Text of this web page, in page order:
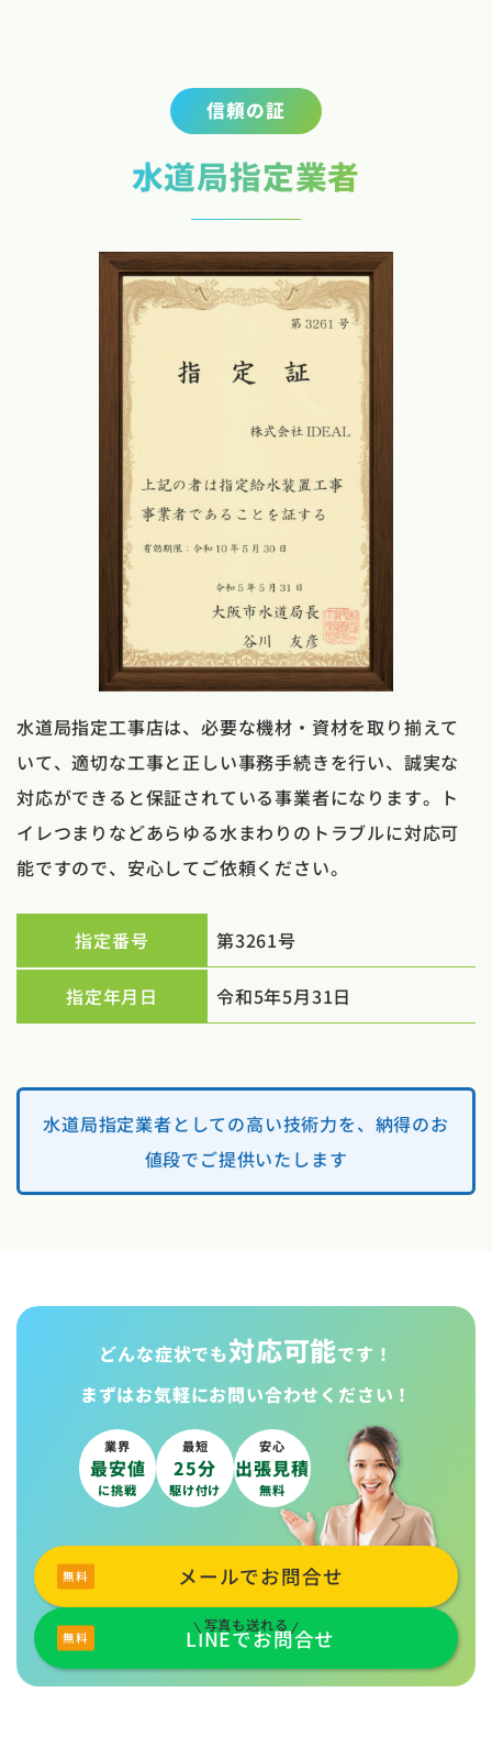
信頼の証
水道局指定業者
水道局指定工事店は、必要な機材・資材を取り揃えて
いて、適切な工事と正しい事務手続きを行い、誠実な
対応ができると保証されている事業者になります。ト
イレつまりなどあらゆる水まわりのトラブルに対応可
能ですので、安心してご依頼ください。
指定番号 第3261号
指定年月日 令和5年5月31日
水道局指定業者としての高い技術力を、納得のお
値段でご提供いたします
どんな症状でも対応可能です！
まずはお気軽にお問い合わせください！
業界
最安値
に挑戦
最短
25分
駆け付け
安心
出張見積
無料
メールでお問合せ
写真も送れる
LINEでお問合せ